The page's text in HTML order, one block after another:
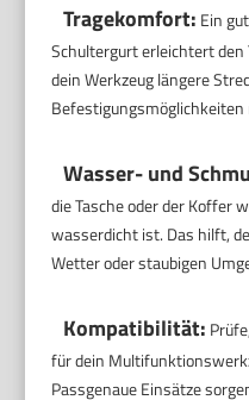
Tragekomfort: Ein
Schultergurt erleichtert
dein Werkzeug längere
Wasser- und
die Tasche oder der Koffer
wasserdicht ist. Das hilft,
Wetter oder staubigen
Kompatibilität:
für dein
Passgenaue Einsätze